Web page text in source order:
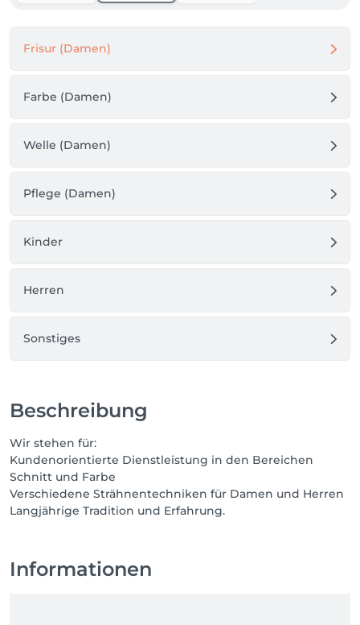
Frisur (Damen)
Farbe (Damen)
Welle (Damen)
Pflege (Damen)
Kinder
Herren
Sonstiges
Beschreibung
Wir stehen für:
Kundenorientierte Dienstleistung in den Bereichen
Schnitt und Farbe
Verschiedene Strähnentechniken für Damen und Herren
Langjährige Tradition und Erfahrung.
Informationen